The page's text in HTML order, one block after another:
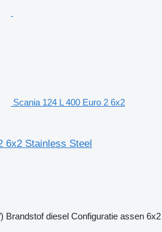
Scania 124 L 400 Euro 2 6x2
6x2 Stainless Steel
Brandstof diesel Configuratie assen 6x2